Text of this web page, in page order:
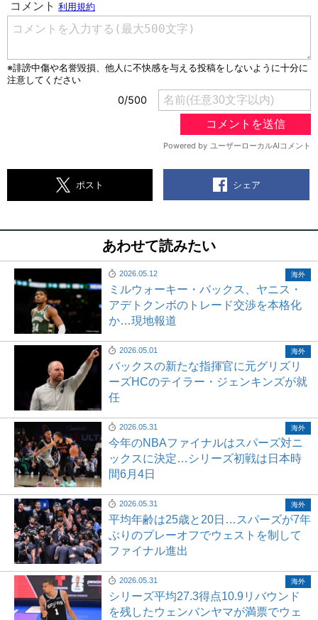
ポスト シェア
あわせて読みたい
2026.05.12
ミルウォーキー・バックス、ヤニス・
アデトクンボのトレード交渉を本格化
か…現地報道
海外
2026.05.01
バックスの新たな指揮官に元グリズリ
ーズHCのテイラー・ジェンキンズが就
任
海外
2026.05.31
今年のNBAファイナルはスパーズ対ニ
ックスに決定…シリーズ初戦は日本時
間6月4日
海外
2026.05.31
平均年齢は25歳と20日…スパーズが7年
ぶりのプレーオフでウェストを制して
ファイナル進出
海外
2026.05.31
シリーズ平均27.3得点10.9リバウンド
を残したウェンバンヤマが満票でウェ
海外